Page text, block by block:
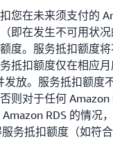
您在未来须支付的
即在发生不可用状
度。服务抵扣额度
抵扣额度仅在相应
发放。服务抵扣额度
则对于任何 Amazon
RDS 的情况
务抵扣额度（如符合